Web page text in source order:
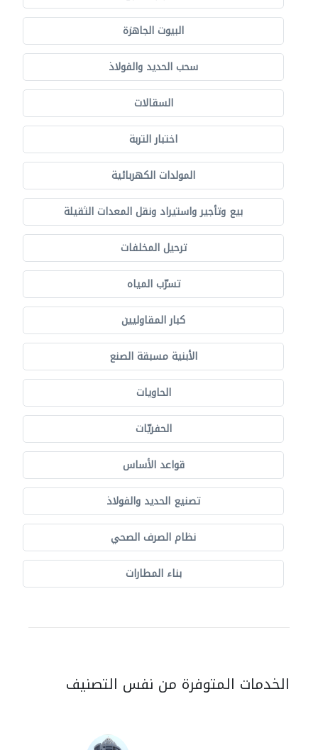
البيوت الجاهزة
سحب الحديد والفولاذ
السقالات
اختبار التربة
المولدات الكهربائية
بيع وتأجير واستيراد ونقل المعدات الثقيلة
ترحيل المخلفات
تسرّب المياه
كبار المقاوليين
الأبنية مسبقة الصنع
الحاويات
الحفريّات
قواعد الأساس
تصنيع الحديد والفولاذ
نظام الصرف الصحي
بناء المطارات
الخدمات المتوفرة من نفس التصنيف